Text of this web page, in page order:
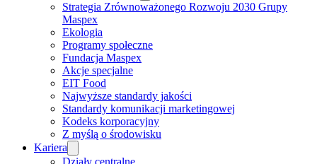
Strategia Zrównoważonego Rozwoju 2030 Grupy
Maspex
Ekologia
Programy społeczne
Fundacja Maspex
Akcje specjalne
EIT Food
Najwyższe standardy jakości
Standardy komunikacji marketingowej
Kodeks korporacyjny
Z myślą o środowisku
Kariera